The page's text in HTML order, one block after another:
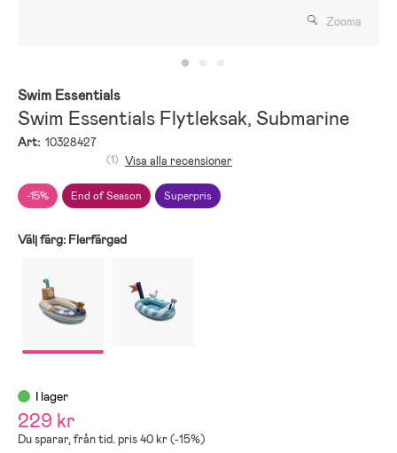
Zooma
Swim Essentials
Swim Essentials Flytleksak, Submarine
Art: 10328427
-15% End of Season Superpris
(1) Visa alla recensioner
Välj färg: Flerfärgad
I lager
229 kr
Du sparar, från tid. pris 40 kr (-15%)